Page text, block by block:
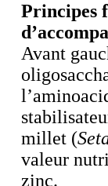
Principes
Avant
millet (
valeur
zinc.